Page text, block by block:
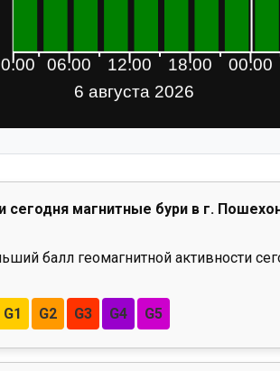
сегодня магнитные бури в г.
балл геомагнитной активности
G1 G2 G3 G4 G5